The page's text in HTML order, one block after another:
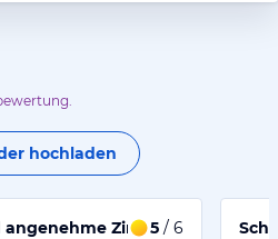
hochladen
Zimmer im Hotel
5 / 6